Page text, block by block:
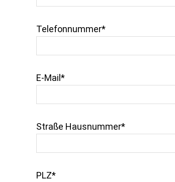
Telefonnummer*
E-Mail*
Straße Hausnummer*
PLZ*